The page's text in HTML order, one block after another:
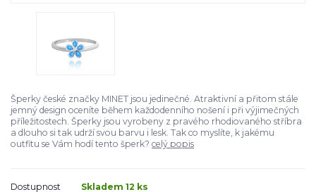
Šperky české značky MINET jsou jedinečné. Atraktivní a přitom stále
jemný design oceníte během každodenního nošení i při výjimečných
příležitostech. Šperky jsou vyrobeny z pravého rhodiovaného stříbra
a dlouho si tak udrží svou barvu i lesk. Tak co myslíte, k jakému
outfitu se Vám hodí tento šperk? celý popis
Dostupnost Skladem 12 ks